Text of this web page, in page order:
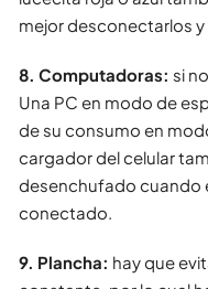
mejor desconectarlos y
8. Computadoras: si
Una PC en modo de
de su consumo en
cargador del celular
desenchufado cuando
conectado.
9. Plancha: hay que